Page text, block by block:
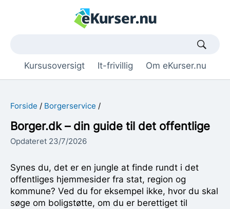
Kursusoversigt It-frivillig Om eKurser.nu
Forside Borgerservice
Borger.dk – din guide til det offentlige
Opdateret 23/7/2026
Synes du, det er en jungle at finde rundt i det
offentliges hjemmesider fra stat, region og
kommune? Ved du for eksempel ikke, hvor du skal
søge om boligstøtte, om du er berettiget til